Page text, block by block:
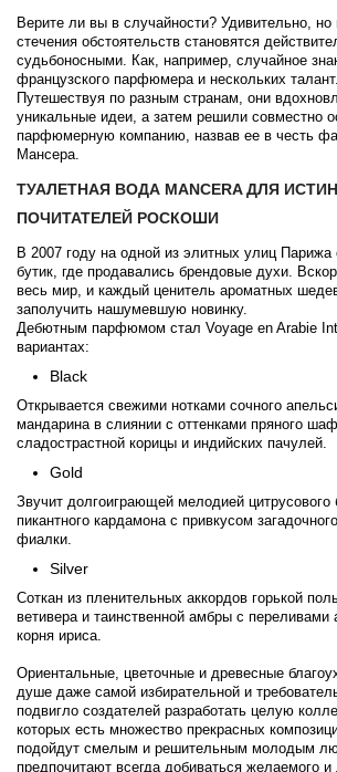
Верите ли вы в случайности? Удивительно, но
стечения обстоятельств становятся
судьбоносными. Как, например, случайное
французского парфюмера и нескольких
Путешествуя по разным странам, они
уникальные идеи, а затем решили совместно
парфюмерную компанию, назвав ее в честь
Мансера.
ТУАЛЕТНАЯ ВОДА MANCERA ДЛЯ
ПОЧИТАТЕЛЕЙ РОСКОШИ
В 2007 году на одной из элитных улиц Парижа
бутик, где продавались брендовые духи.
весь мир, и каждый ценитель ароматных
заполучить нашумевшую новинку.
Дебютным парфюмом стал Voyage en Arabie
вариантах:
Black
Открывается свежими нотками сочного
мандарина в слиянии с оттенками пряного
сладострастной корицы и индийских пачулей.
Gold
Звучит долгоиграющей мелодией цитрусового
пикантного кардамона с привкусом
фиалки.
Silver
Соткан из пленительных аккордов горькой
ветивера и таинственной амбры с переливами
корня ириса.
Ориентальные, цветочные и древесные
душе даже самой избирательной и
подвигло создателей разработать целую
которых есть множество прекрасных
подойдут смелым и решительным молодым
предпочитают всегда добиваться желаемого и